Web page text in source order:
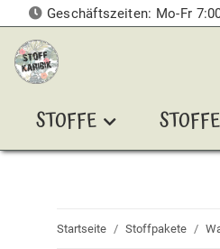
Geschäftszeiten: Mo-Fr
STOFFE
Startseite Stoffpakete